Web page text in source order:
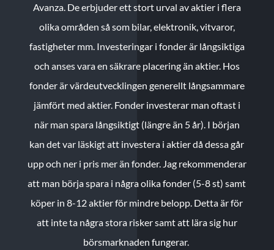
Avanza. De erbjuder ett stort urval av aktier i flera
olika områden så som bilar, elektronik, vitvaror,
fastigheter mm. Investeringar i fonder är långsiktiga
och anses vara en säkrare placering än aktier. Hos
fonder är värdeutvecklingen generellt långsammare
jämfört med aktier. Fonder investerar man oftast i
när man spara långsiktigt (längre än 5 år). I början
kan det var läskigt att investera i aktier då dessa går
upp och ner i pris mer än fonder. Jag rekommenderar
att man börja spara i några olika fonder (5-8 st) samt
köper in 8-12 aktier för mindre belopp. Detta är för
att inte ta några stora risker samt att lära sig hur
börsmarknaden fungerar.